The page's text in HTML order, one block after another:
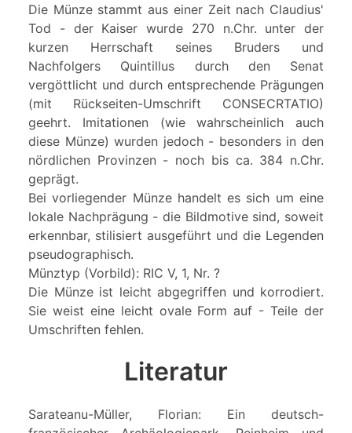
Die Münze stammt aus einer Zeit nach Claudius'
Tod - der Kaiser wurde 270 n.Chr. unter der
kurzen Herrschaft seines Bruders und
Nachfolgers Quintillus durch den Senat
vergöttlicht und durch entsprechende Prägungen
(mit Rückseiten-Umschrift CONSECRTATIO)
geehrt. Imitationen (wie wahrscheinlich auch
diese Münze) wurden jedoch - besonders in den
nördlichen Provinzen - noch bis ca. 384 n.Chr.
geprägt.
Bei vorliegender Münze handelt es sich um eine
lokale Nachprägung - die Bildmotive sind, soweit
erkennbar, stilisiert ausgeführt und die Legenden
pseudographisch.
Münztyp (Vorbild): RIC V, 1, Nr. ?
Die Münze ist leicht abgegriffen und korrodiert.
Sie weist eine leicht ovale Form auf - Teile der
Umschriften fehlen.
Literatur
Sarateanu-Müller, Florian: Ein deutsch-